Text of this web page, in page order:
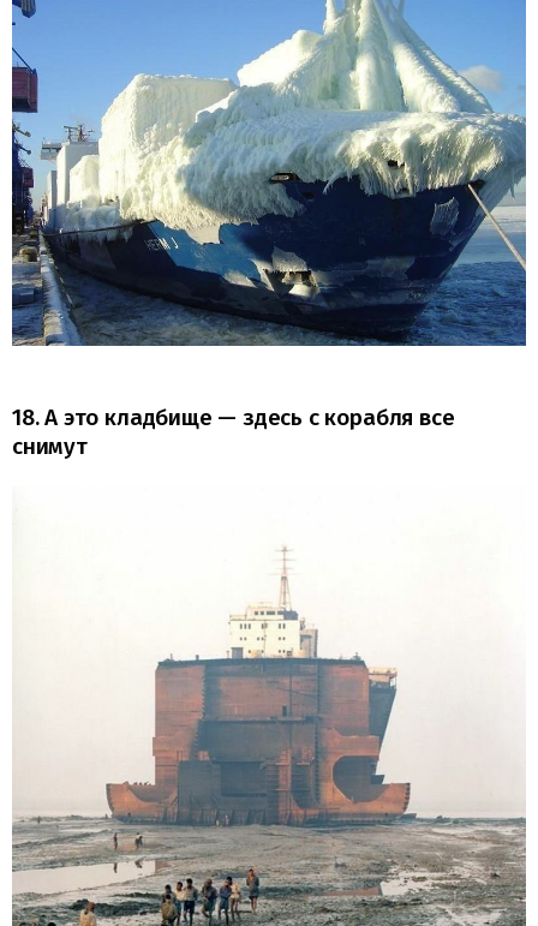
18. А это кладбище — здесь с корабля все
снимут